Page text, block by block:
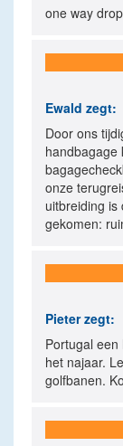
one way
Ewald zegt:
Door ons
handbagage
onze
uitbreiding is
gekomen:
Pieterzegt:
Portugal
het najaar.
golfbanen.